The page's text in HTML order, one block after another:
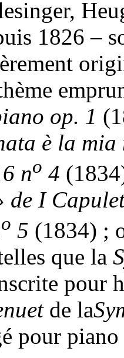
1826 –
op. 1
è la
no 4
de I
o 5 (1834) ;
que la
pour
de la
pour